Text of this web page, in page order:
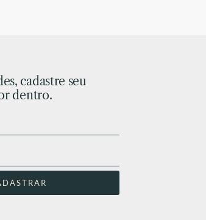
cadastre seu
dentro.